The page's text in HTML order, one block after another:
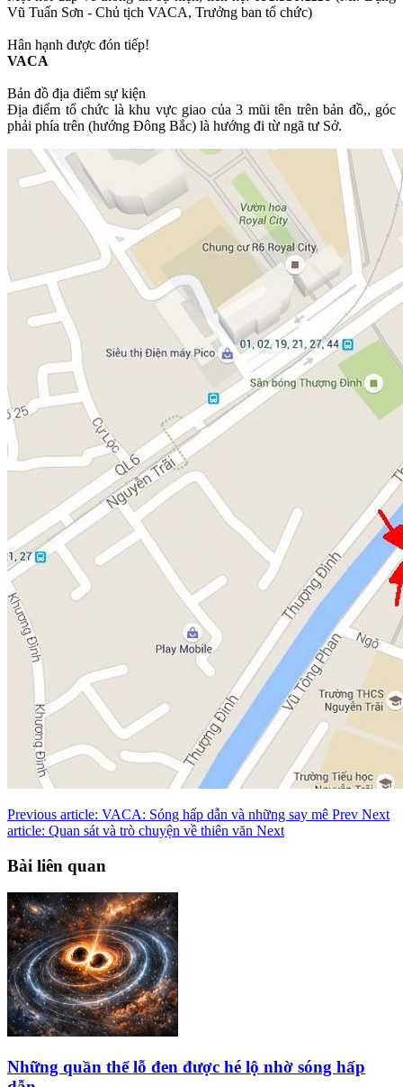
Vũ Tuấn Sơn - Chủ tịch VACA, Trưởng ban tổ chức)
Hân hạnh được đón tiếp!
VACA
Bản đồ địa điểm sự kiện
Địa điểm tổ chức là khu vực giao của 3 mũi tên trên bản đồ,, góc
phải phía trên (hướng Đông Bắc) là hướng đi từ ngã tư Sở.
Previous article: VACA: Sóng hấp dẫn và những say mê Prev Next
article: Quan sát và trò chuyện về thiên văn Next
Bài liên quan
Những quần thể lỗ đen được hé lộ nhờ sóng hấp